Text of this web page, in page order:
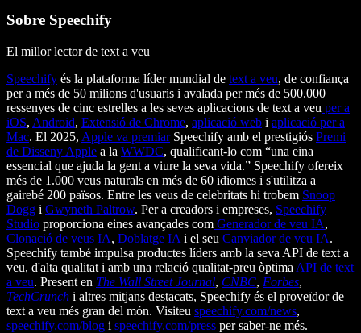
Sobre Speechify
El millor lector de text a veu
Speechify és la plataforma líder mundial de text a veu, de confiança
per a més de 50 milions d'usuaris i avalada per més de 500.000
ressenyes de cinc estrelles a les seves aplicacions de text a veu per a
iOS, Android, Extensió de Chrome, aplicació web i aplicació per a
Mac. El 2025, Apple va premiarSpeechify amb el prestigiós Premi
de Disseny Apple a la WWDC, qualificant-lo com “una eina
essencial que ajuda la gent a viure la seva vida.” Speechify ofereix
més de 1.000 veus naturals en més de 60 idiomes i s'utilitza a
gairebé 200 països. Entre les veus de celebritats hi trobem Snoop
Dogg i Gwyneth Paltrow. Per a creadors i empreses, Speechify
Studio proporciona eines avançades com Generador de veu IA,
Clonació de veus IA, Doblatge IA i el seu Canviador de veu IA.
Speechify també impulsa productes líders amb la seva API de text a
veu, d'alta qualitat i amb una relació qualitat-preu òptima API de text
a veu. Present en The Wall Street Journal, CNBC, Forbes,
TechCrunch i altres mitjans destacats, Speechify és el proveïdor de
text a veu més gran del món. Visiteu speechify.com/news,
speechify.com/blog i speechify.com/press per saber-ne més.